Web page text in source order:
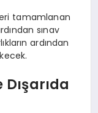
tamamlanan
sınav
ardından